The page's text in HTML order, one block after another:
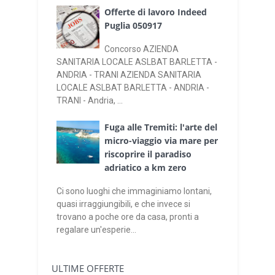
Offerte di lavoro Indeed
Puglia 050917
Concorso AZIENDA
SANITARIA LOCALE ASLBAT BARLETTA -
ANDRIA - TRANI AZIENDA SANITARIA
LOCALE ASLBAT BARLETTA - ANDRIA -
TRANI - Andria, ...
Fuga alle Tremiti: l'arte del
micro-viaggio via mare per
riscoprire il paradiso
adriatico a km zero
Ci sono luoghi che immaginiamo lontani,
quasi irraggiungibili, e che invece si
trovano a poche ore da casa, pronti a
regalare un'esperie...
ULTIME OFFERTE